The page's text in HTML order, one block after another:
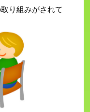
り組みがされて